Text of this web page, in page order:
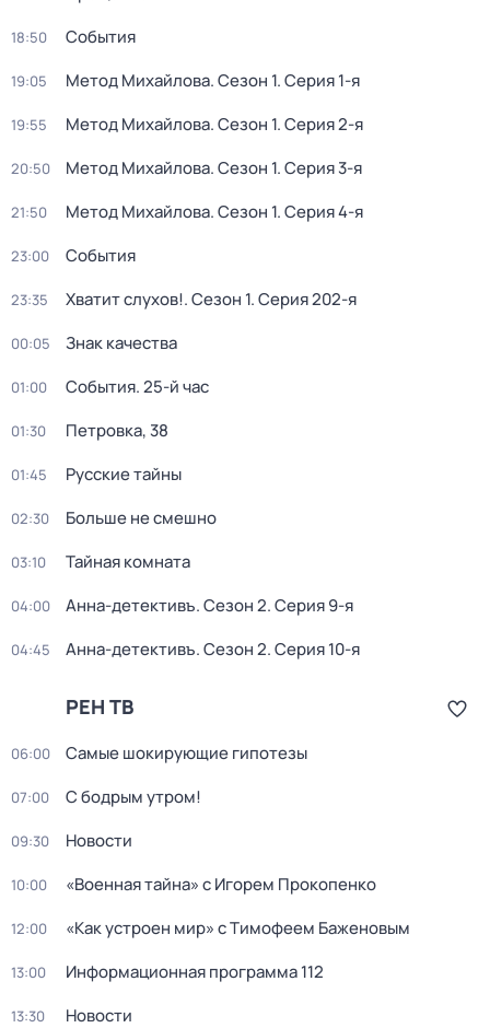
18:50 События
19:05 Метод Михайлова. Сезон 1. Серия 1-я
19:55 Метод Михайлова. Сезон 1. Серия 2-я
20:50 Метод Михайлова. Сезон 1. Серия 3-я
21:50 Метод Михайлова. Сезон 1. Серия 4-я
23:00 События
23:35 Хватит слухов!. Сезон 1. Серия 202-я
00:05 Знак качества
01:00 События. 25-й час
01:30 Петровка, 38
01:45 Русские тайны
02:30 Больше не смешно
03:10 Тайная комната
04:00 Анна-детективъ. Сезон 2. Серия 9-я
04:45 Анна-детективъ. Сезон 2. Серия 10-я
РЕН ТВ
06:00 Самые шoкиpующие гипотезы
07:00 С бодрым утром!
09:30 Новости
10:00 «Военная тайна» с Игорем Прокопенко
12:00 «Как устроен мир» с Тимофеем Баженовым
13:00 Информационная программа 112
13:30 Новости